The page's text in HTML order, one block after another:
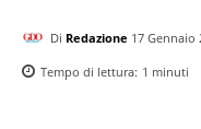
Di Redazione 17 Gennaio
Tempo di lettura: 1 minuti